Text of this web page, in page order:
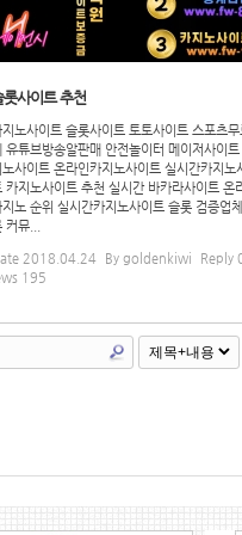
롯사이트 추천
지노사이트 슬롯사이트 토토사이트 스포츠
유튜브방송알판매 안전놀이터 메이저사이
노사이트 온라인카지노사이트 실시간카지노
카지노사이트 추천 실시간 바카라사이트 온
지노 순위 실시간카지노사이트 슬롯 검증업
커뮤...
2018.04.24 By goldenkiwi Reply
195